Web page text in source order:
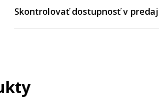
Skontrolovať dostupnosť v